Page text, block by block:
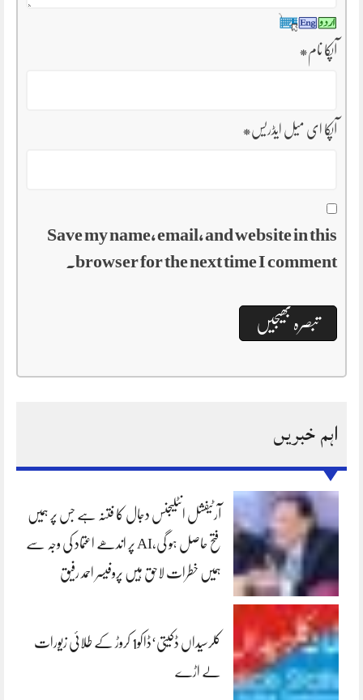
آپکا نام*
آپکا ای میل ایڈریس*
Save my name, email, and website in this
browser for the next time I comment.
اہم خبریں
آرٹیفشل انٹلیجنس دجال کا فتنہ ہے جس پر ہمیں
فتح حاصل ہو گی،AI پر اندھے اعتماد کی وجہ سے
ہمیں خطرات لاحق ہیں پروفیسر احمد رفیق
کلرسیداں ڈکیتی‘ڈاکو1 کروڑ کے طلائی زیورات
لے اڑے